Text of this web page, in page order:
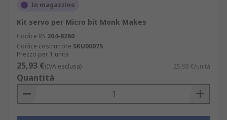
In magazzino
Kit servo per Micro bit Monk Makes
Codice RS 204-8260
Codice costruttore SKU00075
Prezzo per 1 unità
25,93 €(IVA esclusa) 25,93 €/unità
Quantità